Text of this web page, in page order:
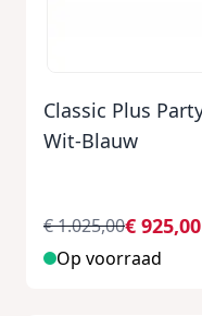
Classic Plus
Wit-Blauw
€ 925,00
€ 1.025,00
Op voorraad